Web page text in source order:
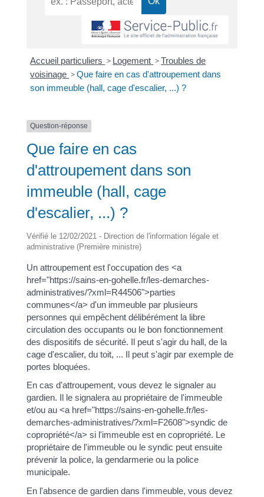
Accueil particuliers > Logement >Troubles de
voisinage >Que faire en cas d'attroupement dans
son immeuble (hall, cage d'escalier, ...) ?
Question-réponse
Que faire en cas
d'attroupement dans son
immeuble (hall, cage
d'escalier, ...) ?
Vérifié le 12/02/2021 - Direction de l'information légale et
administrative (Première ministre)
Un attroupement est l'occupation des <a
href="https://sains-en-gohelle.fr/les-demarches-
administratives/?xml=R44506">parties
communes</a> d'un immeuble par plusieurs
personnes qui empêchent délibérément la libre
circulation des occupants ou le bon fonctionnement
des dispositifs de sécurité. Il peut s'agir du hall, de la
cage d'escalier, du toit, ... Il peut s'agir par exemple de
portes bloquées.
En cas d'attroupement, vous devez le signaler au
gardien. Il le signalera au propriétaire de l'immeuble
et/ou au <a href="https://sains-en-gohelle.fr/les-
demarches-administratives/?xml=F2608">syndic de
copropriété</a> si l'immeuble est en copropriété. Le
propriétaire de l'immeuble ou le syndic peut ensuite
prévenir la police, la gendarmerie ou la police
municipale.
En l'absence de gardien dans l'immeuble, vous devez